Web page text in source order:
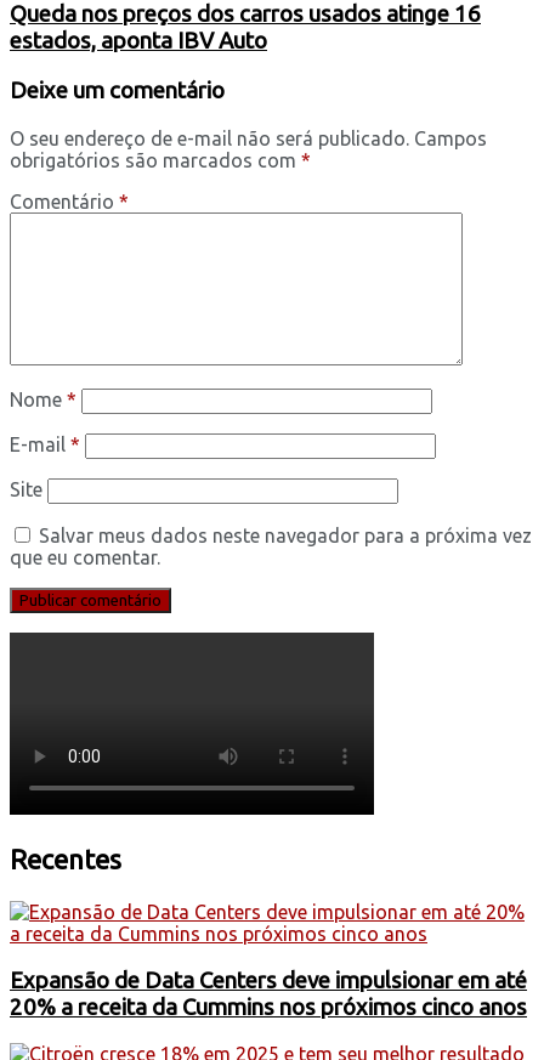
Queda nos preços dos carros usados atinge 16
estados, aponta IBV Auto
Deixe um comentário
O seu endereço de e-mail não será publicado. Campos
obrigatórios são marcados com *
Comentário *
Nome *
E-mail *
Site
Salvar meus dados neste navegador para a próxima vez
que eu comentar.
Recentes
Expansão de Data Centers deve impulsionar em até
20% a receita da Cummins nos próximos cinco anos